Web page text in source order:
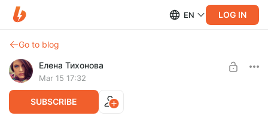
EN LOG IN
Go to blog
Елена Тихонова
Mar 15 17:32
SUBSCRIBE